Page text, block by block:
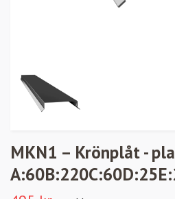
MKN1 – Krönplåt -